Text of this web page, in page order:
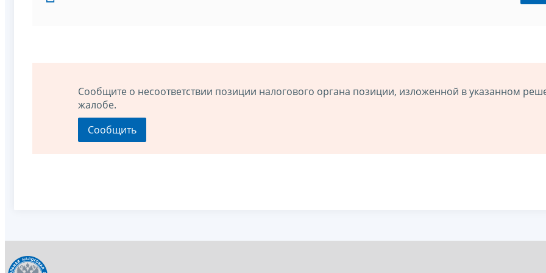
Сообщите о несоответствии позиции налогового органа позиции, изложенной в указанном
жалобе.